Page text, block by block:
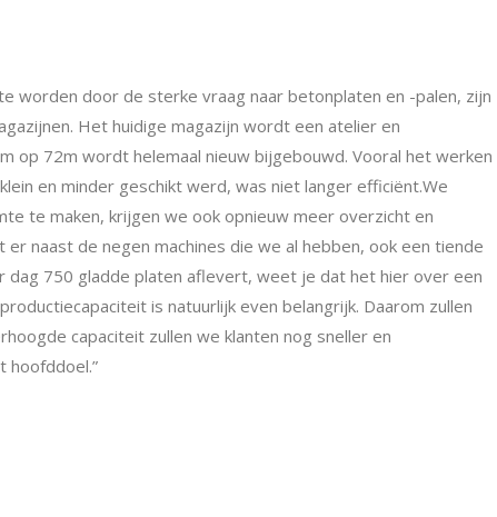
worden door de sterke vraag naar betonplaten en -palen, zijn
Het huidige magazijn wordt een atelier en
op 72m wordt helemaal nieuw bijgebouwd. Vooral het werken
en minder geschikt werd, was niet langer efficiënt.We
te maken, krijgen we ook opnieuw meer overzicht en
naast de negen machines die we al hebben, ook een tiende
dag 750 gladde platen aflevert, weet je dat het hier over een
is natuurlijk even belangrijk. Daarom zullen
capaciteit zullen we klanten nog sneller en
hoofddoel.”